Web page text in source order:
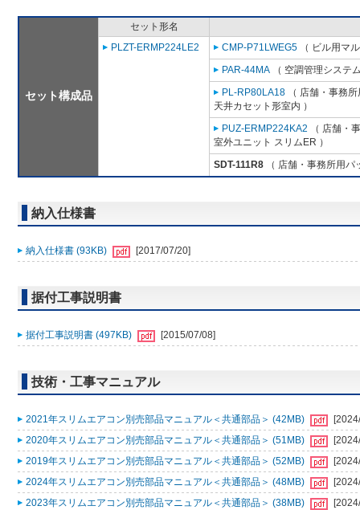
セット構成品
セット形名
PLZT-ERMP224LE2
CMP-P71LWEG5 （ ビル用マ
PAR-44MA （ 空調管理システ
PL-RP80LA18 （ 店舗・事務
天井カセット形室内 ）
PUZ-ERMP224KA2 （ 店舗・
室外ユニット スリムER ）
SDT-111R8 （ 店舗・事務所用
納入仕様書
納入仕様書 (93KB) [2017/07/20]
据付工事説明書
据付工事説明書 (497KB) [2015/07/08]
技術・工事マニュアル
2021年スリムエアコン別売部品マニュアル＜共通部品＞ (42MB)
2020年スリムエアコン別売部品マニュアル＜共通部品＞ (51MB)
2019年スリムエアコン別売部品マニュアル＜共通部品＞ (52MB)
2024年スリムエアコン別売部品マニュアル＜共通部品＞ (48MB)
2023年スリムエアコン別売部品マニュアル＜共通部品＞ (38MB)